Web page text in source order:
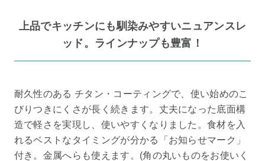
上品でキッチンにも馴染みやすいニュアンスレ
ッド。ラインナップも豊富！
耐久性のある チタン・コーティングで、使い始めのこ
びりつきにくさが長く続きます。丈夫になった底面構
造で軽さを実現し、使いやすくなりました。食材を入
れるベストなタイミングが分かる「お知らせマーク」
付き。金属へらも使えます。(角の丸いものをお使いく